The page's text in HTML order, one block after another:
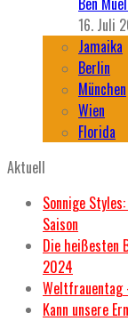
16. Juli
Jamaika
Berlin
München
Wien
Florida
Aktuell
Sonnige
Saison
Die heißesten
2024
Weltfrauentag
Kann unsere